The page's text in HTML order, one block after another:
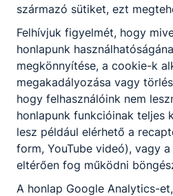
származó sütiket, ezt
Felhívjuk figyelmét, hogy
honlapunk
megkönnyítése, a cookie-k
megakadályozása vagy
hogy felhasználóink nem
honlapunk funkcióinak teljes
lesz például elérhető a
form, YouTube videó), vagy
eltérően fog működni
A honlap Google Analytics-